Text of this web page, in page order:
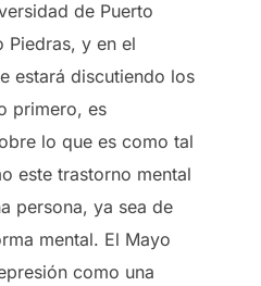
de Puerto
Piedras, y en el
estará discutiendo los
primero, es
lo que es como tal
este trastorno mental
persona, ya sea de
mental. El Mayo
como una